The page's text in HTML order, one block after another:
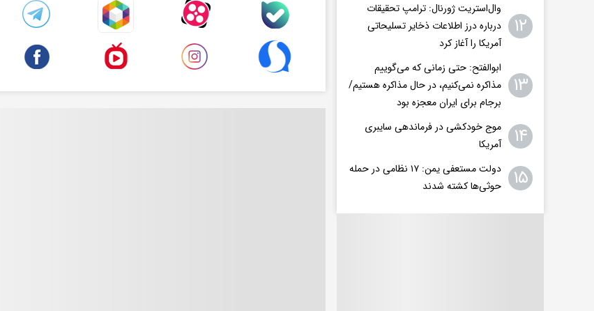
۱۲
وال‌استریت ژورنال: ترامپ تحقیقات
درباره درز اطلاعات ذخایر تسلیحاتی
آمریکا را آغاز کرد
۱۳
ابوالفتح: حتی زمانی که می‌گوییم
مذاکره نمی‌کنیم، در حال مذاکره هستیم/
برجام برای ایران معجزه بود
۱۴
موج خودکشی در فرماندهی سایبری
آمریکا
۱۵
دولت مستعفی یمن: ۱۷ نظامی در حمله
حوثی‌ها کشته شدند